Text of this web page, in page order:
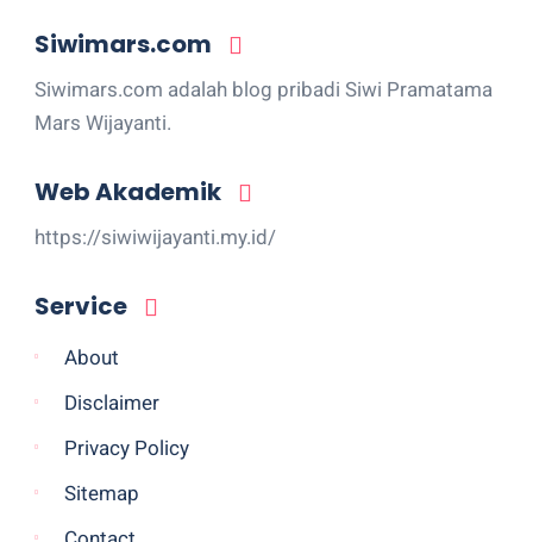
Siwimars.com
Siwimars.com adalah blog pribadi Siwi Pramatama
Mars Wijayanti.
Web Akademik
https://siwiwijayanti.my.id/
Service
About
Disclaimer
Privacy Policy
Sitemap